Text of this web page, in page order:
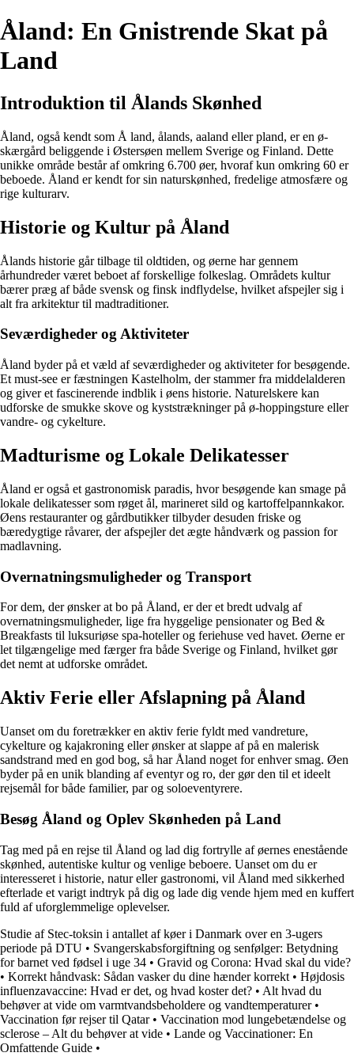
Åland: En Gnistrende Skat på
Land
Introduktion til Ålands Skønhed
Åland, også kendt som Å land, ålands, aaland eller pland, er en ø-
skærgård beliggende i Østersøen mellem Sverige og Finland. Dette
unikke område består af omkring 6.700 øer, hvoraf kun omkring 60 er
beboede. Åland er kendt for sin naturskønhed, fredelige atmosfære og
rige kulturarv.
Historie og Kultur på Åland
Ålands historie går tilbage til oldtiden, og øerne har gennem
århundreder været beboet af forskellige folkeslag. Områdets kultur
bærer præg af både svensk og finsk indflydelse, hvilket afspejler sig i
alt fra arkitektur til madtraditioner.
Seværdigheder og Aktiviteter
Åland byder på et væld af seværdigheder og aktiviteter for besøgende.
Et must-see er fæstningen Kastelholm, der stammer fra middelalderen
og giver et fascinerende indblik i øens historie. Naturelskere kan
udforske de smukke skove og kyststrækninger på ø-hoppingsture eller
vandre- og cykelture.
Madturisme og Lokale Delikatesser
Åland er også et gastronomisk paradis, hvor besøgende kan smage på
lokale delikatesser som røget ål, marineret sild og kartoffelpannkakor.
Øens restauranter og gårdbutikker tilbyder desuden friske og
bæredygtige råvarer, der afspejler det ægte håndværk og passion for
madlavning.
Overnatningsmuligheder og Transport
For dem, der ønsker at bo på Åland, er der et bredt udvalg af
overnatningsmuligheder, lige fra hyggelige pensionater og Bed &
Breakfasts til luksuriøse spa-hoteller og feriehuse ved havet. Øerne er
let tilgængelige med færger fra både Sverige og Finland, hvilket gør
det nemt at udforske området.
Aktiv Ferie eller Afslapning på Åland
Uanset om du foretrækker en aktiv ferie fyldt med vandreture,
cykelture og kajakroning eller ønsker at slappe af på en malerisk
sandstrand med en god bog, så har Åland noget for enhver smag. Øen
byder på en unik blanding af eventyr og ro, der gør den til et ideelt
rejsemål for både familier, par og soloeventyrere.
Besøg Åland og Oplev Skønheden på Land
Tag med på en rejse til Åland og lad dig fortrylle af øernes enestående
skønhed, autentiske kultur og venlige beboere. Uanset om du er
interesseret i historie, natur eller gastronomi, vil Åland med sikkerhed
efterlade et varigt indtryk på dig og lade dig vende hjem med en kuffert
fuld af uforglemmelige oplevelser.
Studie af Stec-toksin i antallet af køer i Danmark over en 3-ugers
periode på DTU • Svangerskabsforgiftning og senfølger: Betydning
for barnet ved fødsel i uge 34 • Gravid og Corona: Hvad skal du vide?
• Korrekt håndvask: Sådan vasker du dine hænder korrekt • Højdosis
influenzavaccine: Hvad er det, og hvad koster det? • Alt hvad du
behøver at vide om varmtvandsbeholdere og vandtemperaturer•
Vaccination før rejser til Qatar• Vaccination mod lungebetændelse og
sclerose – Alt du behøver at vide • Lande og Vaccinationer: En
Omfattende Guide •